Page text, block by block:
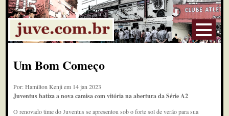
Um Bom Começo
Por: Hamilton Kenji em 14 jan 2023
Juventus batiza a nova camisa com vitória na abertura da Série A2
O renovado time do Juventus se apresentou sob o forte sol de verão para sua